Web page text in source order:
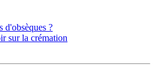
d'obsèques ?
sur la crémation